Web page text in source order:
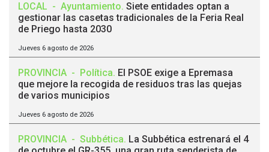
LOCAL - Ayuntamiento. Siete entidades optan a
gestionar las casetas tradicionales de la Feria Real
de Priego hasta 2030
Jueves 6 agosto de 2026
PROVINCIA - Política. El PSOE exige a Epremasa
que mejore la recogida de residuos tras las quejas
de varios municipios
Jueves 6 agosto de 2026
PROVINCIA - Subbética. La Subbética estrenará el 4